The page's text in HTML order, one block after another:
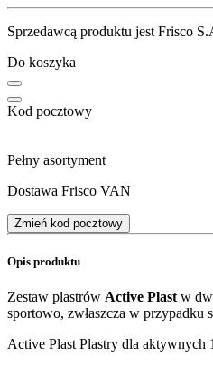
Sprzedawcą produktu jest Frisco
Do koszyka
Kod pocztowy
Pełny asortyment
Dostawa Frisco VAN
Zmień kod pocztowy
Opis produktu
Zestaw plastrów Active Plast w
sportowo, zwłaszcza w przypadku
Active Plast Plastry dla aktywnych